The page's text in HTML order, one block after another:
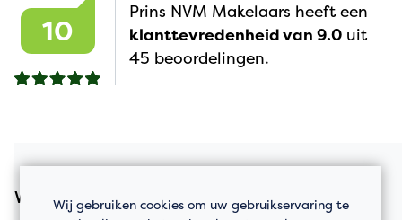
10
Prins NVM Makelaars heeft een
klanttevredenheid van 9.0 uit
45 beoordelingen.
Woningaanbod
Wij gebruiken cookies om uw gebruikservaring te